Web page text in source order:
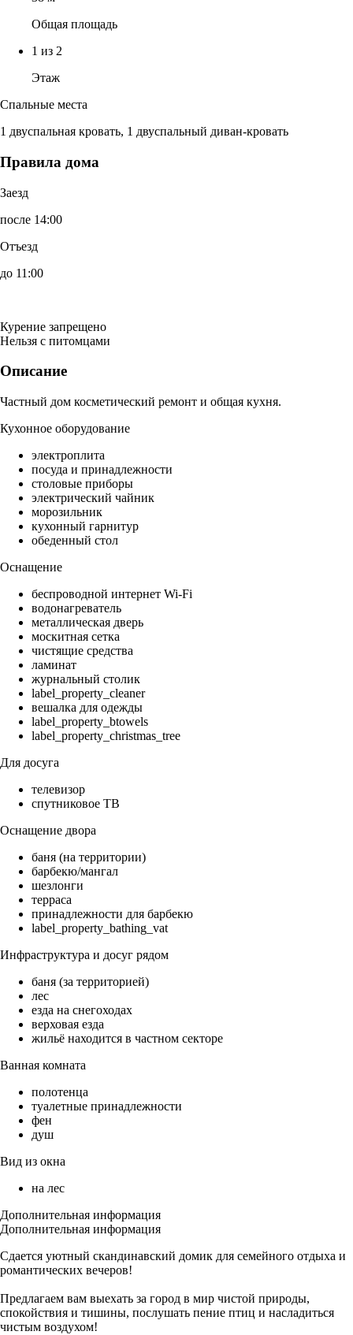
Общая площадь
1 из 2
Этаж
Спальные места
1 двуспальная кровать, 1 двуспальный диван-кровать
Правила дома
Заезд
после 14:00
Отъезд
до 11:00
Курение запрещено
Нельзя с питомцами
Описание
Частный дом косметический ремонт и общая кухня.
Кухонное оборудование
электроплита
посуда и принадлежности
столовые приборы
электрический чайник
морозильник
кухонный гарнитур
обеденный стол
Оснащение
беспроводной интернет Wi-Fi
водонагреватель
металлическая дверь
москитная сетка
чистящие средства
ламинат
журнальный столик
label_property_cleaner
вешалка для одежды
label_property_btowels
label_property_christmas_tree
Для досуга
телевизор
спутниковое ТВ
Оснащение двора
баня (на территории)
барбекю/мангал
шезлонги
терраса
принадлежности для барбекю
label_property_bathing_vat
Инфраструктура и досуг рядом
баня (за территорией)
лес
езда на снегоходах
верховая езда
жильё находится в частном секторе
Ванная комната
полотенца
туалетные принадлежности
фен
душ
Вид из окна
на лес
Дополнительная информация
Дополнительная информация
Сдается уютный скандинавский домик для семейного отдыха и
романтических вечеров!
Предлагаем вам выехать за город в мир чистой природы,
спокойствия и тишины, послушать пение птиц и насладиться
чистым воздухом!